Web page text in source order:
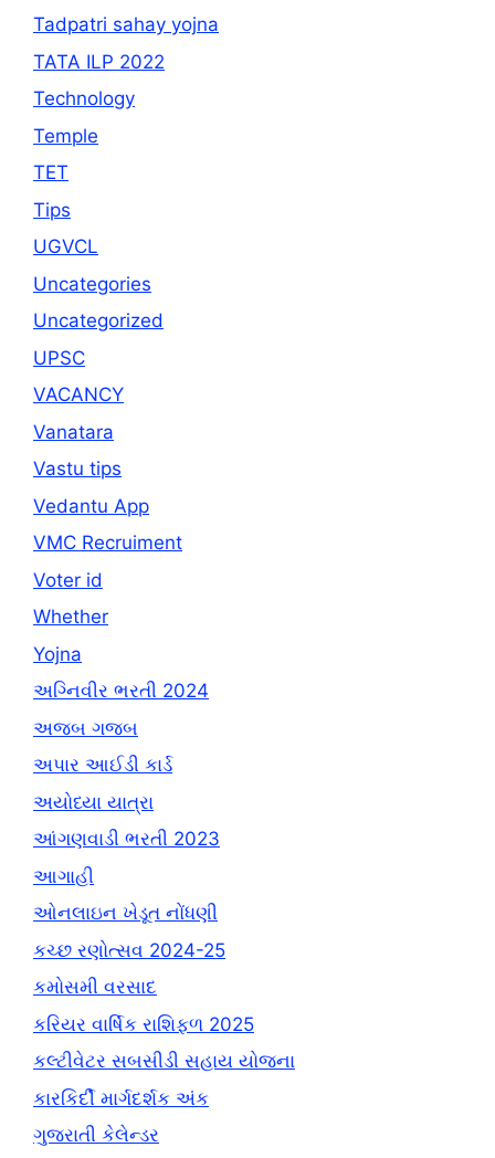
Tadpatri sahay yojna
TATA ILP 2022
Technology
Temple
TET
Tips
UGVCL
Uncategories
Uncategorized
UPSC
VACANCY
Vanatara
Vastu tips
Vedantu App
VMC Recruiment
Voter id
Whether
Yojna
અગ્નિવીર ભરતી 2024
અજબ ગજબ
અપાર આઈડી કાર્ડ
અયોધ્યા યાત્રા
આંગણવાડી ભરતી 2023
આગાહી
ઓનલાઇન ખેડૂત નોંધણી
કચ્છ રણોત્સવ 2024-25
કમોસમી વરસાદ
કરિયર વાર્ષિક રાશિફળ 2025
કલ્ટીવેટર સબસીડી સહાય યોજના
કારકિર્દી માર્ગદર્શક અંક
ગુજરાતી કેલેન્ડર